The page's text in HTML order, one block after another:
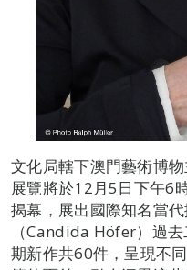
文化局轄下澳門藝術博物
展覽將於12月5日下午6
揭幕，展出國際知名當
（Candida Höfer）過
期新作共60件，呈現不